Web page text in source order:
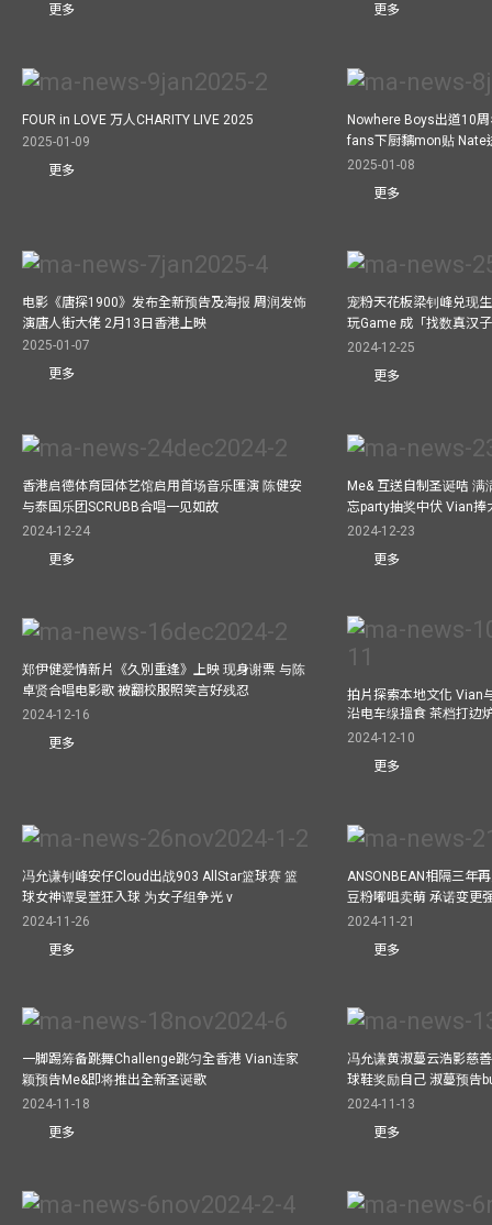
更多
更多
FOUR in LOVE 万人CHARITY LIVE 2025
2025-01-09
更多
Nowhere Boys出道10
fans下厨黐mon贴 Nate
2025-01-08
更多
电影《唐探1900》发布全新预告及海报 周润发饰
演唐人街大佬 2月13日香港上映
2025-01-07
更多
宠粉天花板梁钊峰兑现
玩Game 成「找数真汉
2024-12-25
更多
香港启德体育园体艺馆启用首场音乐匯演 陈健安
与泰国乐团SCRUBB合唱一见如故
2024-12-24
更多
Me& 互送自制圣诞咭
忘party抽奖中伏 Vian捧
2024-12-23
更多
郑伊健爱情新片《久別重逢》上映 现身谢票 与陈
卓贤合唱电影歌 被翻校服照笑言好残忍
2024-12-16
更多
拍片探索本地文化 Vian
沿电车缐搵食 茶档打边
2024-12-10
更多
冯允谦钊峰安仔Cloud出战903 AllStar篮球赛 篮
球女神谭旻萱狂入球 为女子组争光 v
2024-11-26
更多
ANSONBEAN相隔三年
豆粉嘟咀卖萌 承诺变更
2024-11-21
更多
一脚踢筹备跳舞Challenge跳匀全香港 Vian连家
颖预告Me&即将推出全新圣诞歌
2024-11-18
更多
冯允谦黄淑蔓云浩影慈
球鞋奖励自己 淑蔓预告
2024-11-13
更多